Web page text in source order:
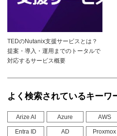
TEDのNutanix支援サービスとは？
提案・導入・運用までのトータルで
対応するサービス概要
よく検索されているキーワ
Arize AI Azure AWS
Entra ID AD Proxmox